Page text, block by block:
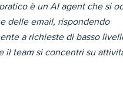
è un AI agent che si
delle email, rispondendo
a richieste di basso
il team si concentri su